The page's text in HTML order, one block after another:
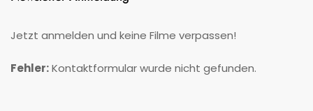
Jetzt anmelden und keine Filme verpassen!
Fehler:Kontaktformular wurde nicht gefunden.